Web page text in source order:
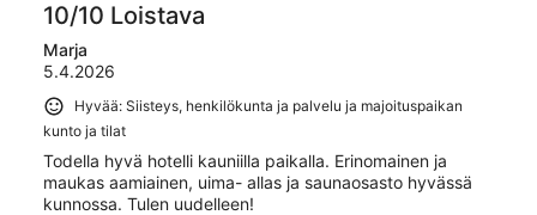
10/10 Loistava
Marja
5.4.2026
Hyvää: Siisteys, henkilökunta ja palvelu ja majoituspaikan
kunto ja tilat
Todella hyvä hotelli kauniilla paikalla. Erinomainen ja
maukas aamiainen, uima- allas ja saunaosasto hyvässä
kunnossa. Tulen uudelleen!